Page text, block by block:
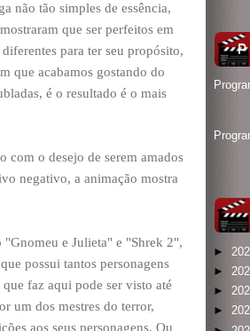
não tão simples de essência,
que ser perfeitos em
para ter seu propósito,
que acabamos gostando do
é o resultado é o mais
com o desejo de serem amados
negativo, a animação mostra
e Julieta" e "Shrek 2",
possui tantos personagens
faz aqui pode ser visto até
um dos mestres do terror,
aos seus personagens. Ou
►
►
►
►